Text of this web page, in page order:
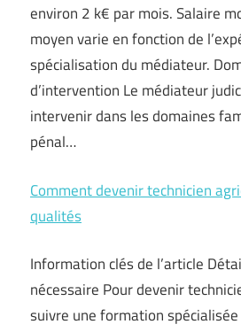
environ 2 k€ par mois. Salaire
moyen varie en fonction de
spécialisation du médiateur.
d’intervention Le médiateur
intervenir dans les domaines
pénal…
Comment devenir technicien
qualités
Information clés de l’article
nécessaire Pour devenir
suivre une formation